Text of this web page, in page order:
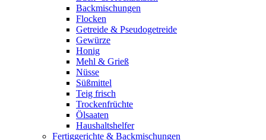
Backmischungen
Flocken
Getreide & Pseudogetreide
Gewürze
Honig
Mehl & Grieß
Nüsse
Süßmittel
Teig frisch
Trockenfrüchte
Ölsaaten
Haushaltshelfer
Fertiggerichte & Backmischungen